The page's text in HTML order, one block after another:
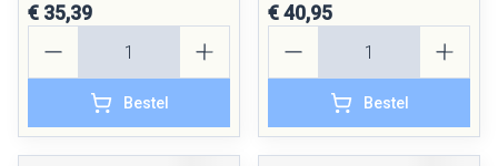
€ 35,39
Bestel
€ 40,95
Bestel